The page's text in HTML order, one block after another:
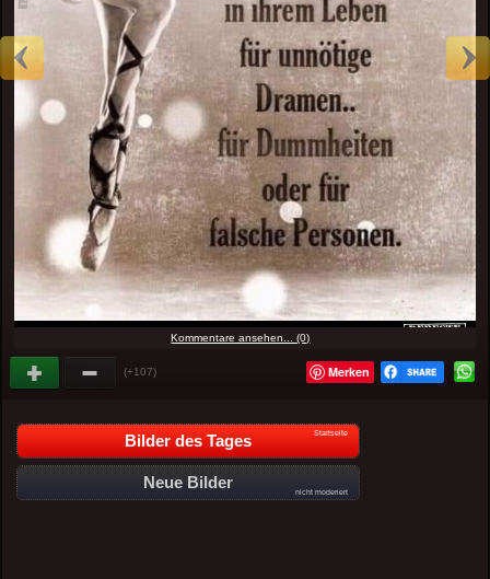
Kommentare ansehen... (0)
(+107) Merken
Bilder des Tages Startseite
Neue Bilder
nicht moderiert